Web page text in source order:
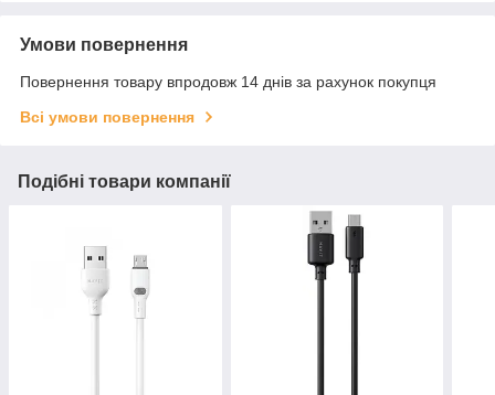
Умови повернення
Повернення товару впродовж 14 днів за рахунок покупця
Всі умови повернення
Подібні товари компанії